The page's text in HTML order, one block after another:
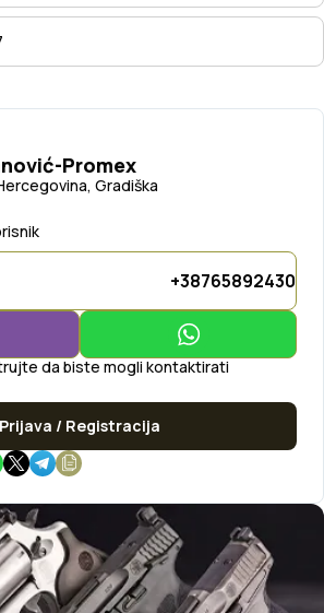
Promex
Gradiška
+38765892430
da biste mogli kontaktirati
Prijava / Registracija